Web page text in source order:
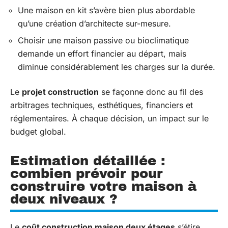
Une maison en kit s’avère bien plus abordable
qu’une création d’architecte sur-mesure.
Choisir une maison passive ou bioclimatique
demande un effort financier au départ, mais
diminue considérablement les charges sur la durée.
Le projet construction se façonne donc au fil des
arbitrages techniques, esthétiques, financiers et
réglementaires. À chaque décision, un impact sur le
budget global.
Estimation détaillée :
combien prévoir pour
construire votre maison à
deux niveaux ?